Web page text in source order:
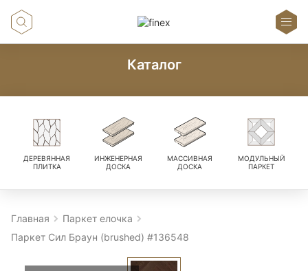
Каталог
ДЕРЕВЯННАЯ
ПЛИТКА
ИНЖЕНЕРНАЯ
ДОСКА
МАССИВНАЯ
ДОСКА
МОДУЛЬНЫЙ
ПАРКЕТ
Главная
Паркет елочка
Паркет Сил Браун (brushed) #136548